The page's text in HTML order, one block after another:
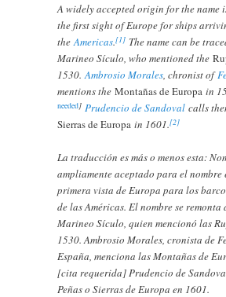
A widely accepted origin for the name
the first sight of Europe for ships
theAmericas.[1] The name can be
Marineo Sículo, who mentioned the
1530.Ambrosio Morales, chronist of
mentions theMontañas de Europa in
needed] Prudencio de Sandoval calls
Sierras de Europa in 1601.[2]
La traducción es más o menos esta:
ampliamente aceptado para el nombre
primera vista de Europa para los
de las Américas. El nombre se remonta
Marineo Sículo, quien mencionó las
1530. Ambrosio Morales, cronista de
España, menciona las Montañas de
[cita requerida] Prudencio de
Peñas o Sierras de Europa en 1601.